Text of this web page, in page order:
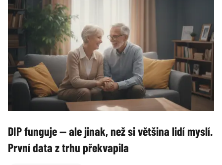
DIP funguje — ale jinak, než si většina lidí myslí.
První data z trhu překvapila